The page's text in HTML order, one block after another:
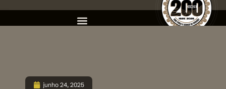
junho 24, 2025